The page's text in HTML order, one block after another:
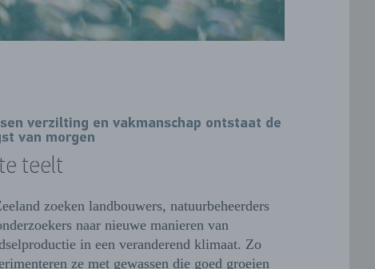
verzilting en vakmanschap ontstaat de
van morgen
teelt
zoeken landbouwers, natuurbeheerders
naar nieuwe manieren van
in een veranderend klimaat. Zo
ze met gewassen die goed groeien